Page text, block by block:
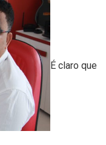
É claro que